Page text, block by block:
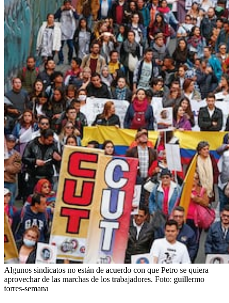
Algunos sindicatos no están de acuerdo con que Petro se quiera
aprovechar de las marchas de los trabajadores. Foto: guillermo
torres-semana